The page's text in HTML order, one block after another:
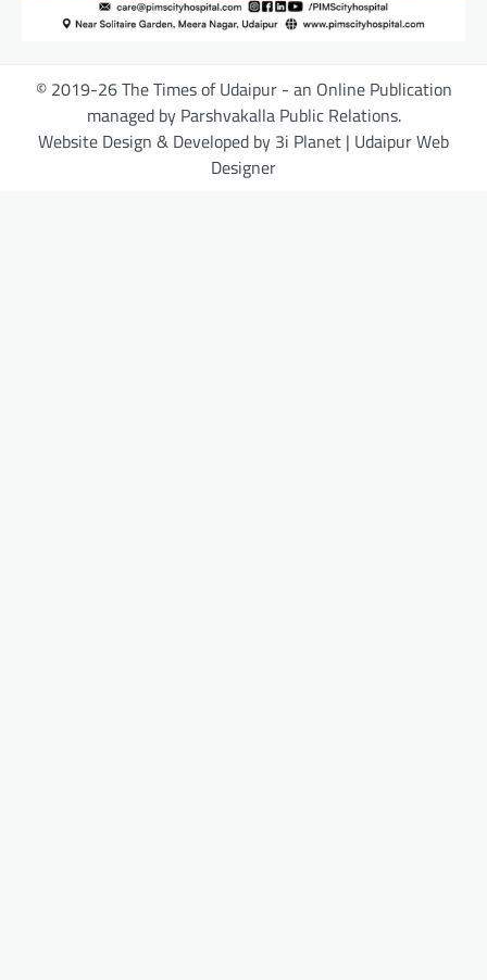
© 2019-26 The Times of Udaipur - an Online Publication
managed by Parshvakalla Public Relations.
Website Design & Developed by 3i Planet | Udaipur Web
Designer